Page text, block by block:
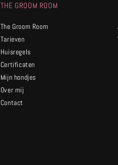
THE GROOM ROOM
The Groom Room
Tarieven
Huisregels
Certificaten
Mijn hondjes
Over mij
Contact